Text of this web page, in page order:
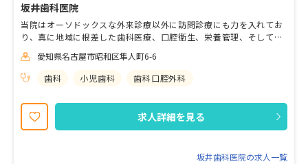
坂井歯科医院
当院はオーソドックスな外来診療以外に訪問診療にも力を入れてお
り、真に地域に根差した歯科医療、口腔衛生、栄養管理、そして歯
域の皆様の更なる期待に応えるべく、現在は歯科衛生士、管理栄養
士を絶賛募集中です。 在宅の患者様に綿密な口腔ケアや歯科治療、
適切な栄養管理やアドバイスなど、堅実ながらも型にとらわれない
病院の中では経験できないキャリアを積んでいただけると思いま
す。少しでも興味が湧いたらぜひ気軽にご相談を、当院のHPにもた
愛知県名古屋市昭和区隼人町6-6
歯科
小児歯科 歯科口腔外科
求人詳細を見る
坂井歯科医院の求人一覧